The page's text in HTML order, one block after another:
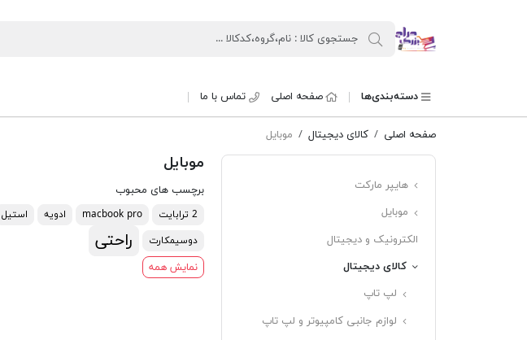
حراج بزرگ
دسته‌بندی‌ها صفحه اصلی تماس با ما
صفحه اصلی کالای دیجیتال موبایل
هایپر مارکت
موبایل
الکترونیک و دیجیتال
کالای دیجیتال
لپ تاپ
لوازم جانبی کامپیوتر و لپ تاپ
موبایل
برچسب های محبوب
2 ترابایت macbook pro ادویه استیل
دوسیمکارت
راحتی
نمایش همه